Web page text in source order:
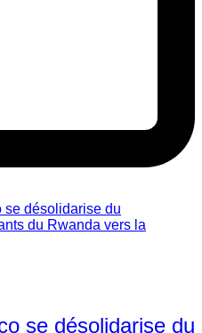
se désolidarise du